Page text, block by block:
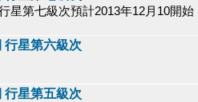
星第七級次預計2013年12月10開始
行星第六級次
行星第五級次